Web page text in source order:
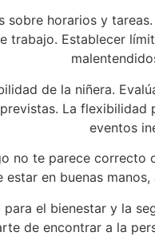
sobre horarios y
trabajo. Establecer
de la niñera.
La
eventos
no te parece
estar en buenas
el bienestar y la
de encontrar a la